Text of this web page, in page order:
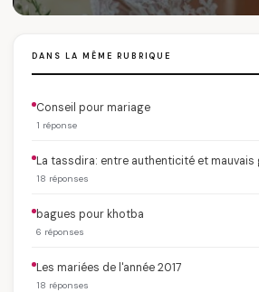
DANS LA MÊME RUBRIQUE
Conseil pour mariage
1 réponse
La tassdira: entre authenticité et mauvais
18 réponses
bagues pour khotba
6 réponses
Les mariées de l'année 2017
18 réponses